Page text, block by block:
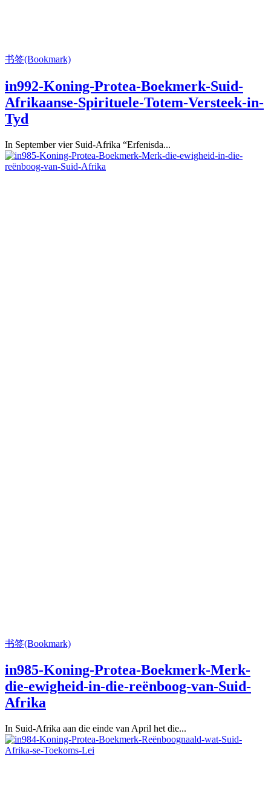
书签(Bookmark)
in992-Koning-Protea-Boekmerk-Suid-
Afrikaanse-Spirituele-Totem-Versteek-in-
Tyd
In September vier Suid-Afrika “Erfenisda...
书签(Bookmark)
in985-Koning-Protea-Boekmerk-Merk-
die-ewigheid-in-die-reënboog-van-Suid-
Afrika
In Suid-Afrika aan die einde van April het die...